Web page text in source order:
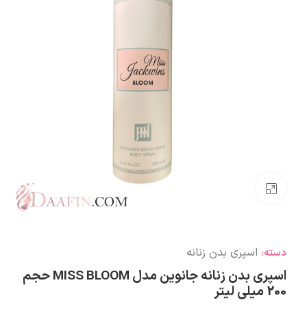
دسته: اسپری بدن زنانه
اسپری بدن زنانه جانوین مدل MISS BLOOM حجم
200 میلی لیتر